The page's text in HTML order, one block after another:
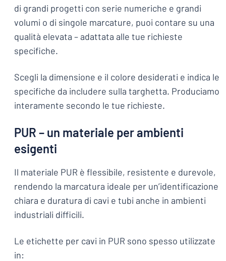
di grandi progetti con serie numeriche e grandi
volumi o di singole marcature, puoi contare su una
qualità elevata – adattata alle tue richieste
specifiche.
Scegli la dimensione e il colore desiderati e indica le
specifiche da includere sulla targhetta. Produciamo
interamente secondo le tue richieste.
PUR – un materiale per ambienti
esigenti
Il materiale PUR è flessibile, resistente e durevole,
rendendo la marcatura ideale per un’identificazione
chiara e duratura di cavi e tubi anche in ambienti
industriali difficili.
Le etichette per cavi in PUR sono spesso utilizzate
in: